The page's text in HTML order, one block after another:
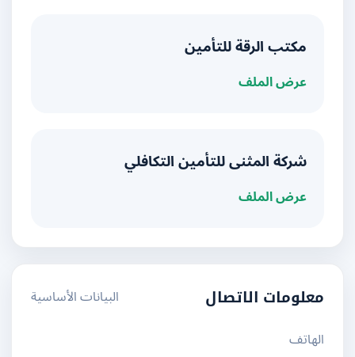
مكتب الرقة للتأمين
عرض الملف
شركة المثنى للتأمين التكافلي
عرض الملف
معلومات الاتصال
البيانات الأساسية
الهاتف